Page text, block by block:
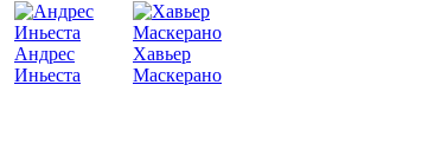
Андрес
Иньеста
Хавьер
Маскерано